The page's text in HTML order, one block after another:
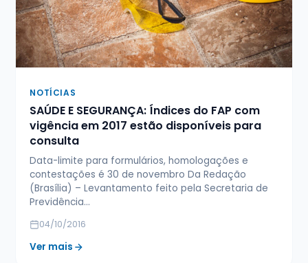
NOTÍCIAS
SAÚDE E SEGURANÇA: Índices do FAP com
vigência em 2017 estão disponíveis para
consulta
Data-limite para formulários, homologações e
contestações é 30 de novembro Da Redação
(Brasília) – Levantamento feito pela Secretaria de
Previdência…
04/10/2016
Ver mais